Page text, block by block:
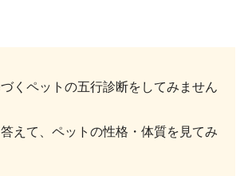
くペットの五行診断をしてみません
えて、ペットの性格・体質を見てみ